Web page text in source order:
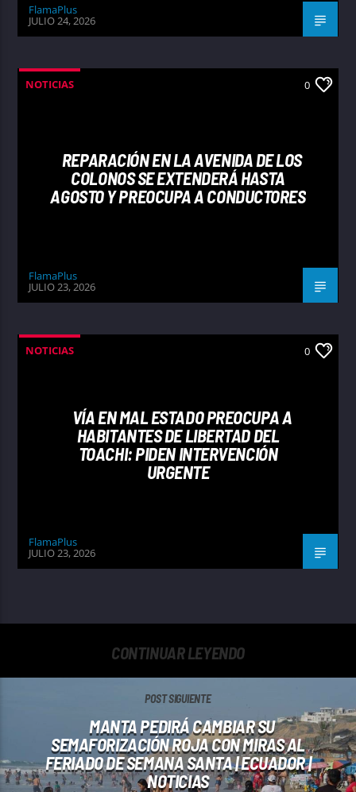
FlamaPlus
JULIO 24, 2026
NOTICIAS 0
REPARACIÓN EN LA AVENIDA DE LOS
COLONOS SE EXTENDERÁ HASTA
AGOSTO Y PREOCUPA A CONDUCTORES
FlamaPlus
JULIO 23, 2026
NOTICIAS 0
VÍA EN MAL ESTADO PREOCUPA A
HABITANTES DE LIBERTAD DEL
TOACHI: PIDEN INTERVENCIÓN
URGENTE
FlamaPlus
JULIO 23, 2026
CONTINUAR LEYENDO
POST SIGUIENTE
MANTA PEDIRÁ CAMBIAR SU
SEMAFORIZACIÓN ROJA CON MIRAS AL
FERIADO DE SEMANA SANTA | ECUADOR |
NOTICIAS